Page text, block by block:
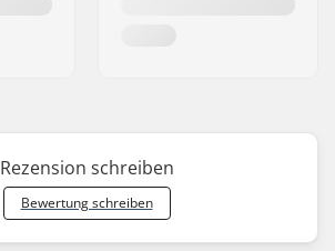
Rezension schreiben
Bewertung schreiben